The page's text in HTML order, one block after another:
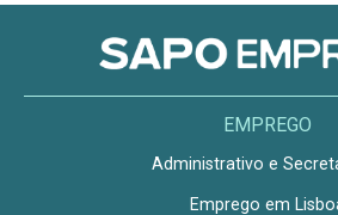
EMPREGO
Administrativo e
Emprego em